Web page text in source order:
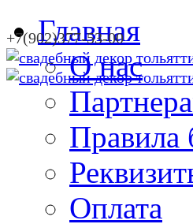
+7(902)377-53-00
Главная
О нас
Правила
Оплата